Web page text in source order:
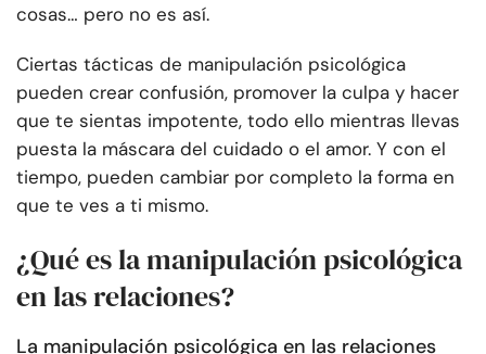
cosas… pero no es así.
Ciertas tácticas de manipulación psicológica
pueden crear confusión, promover la culpa y hacer
que te sientas impotente, todo ello mientras llevas
puesta la máscara del cuidado o el amor. Y con el
tiempo, pueden cambiar por completo la forma en
que te ves a ti mismo.
¿Qué es la manipulación psicológica
en las relaciones?
La manipulación psicológica en las relaciones